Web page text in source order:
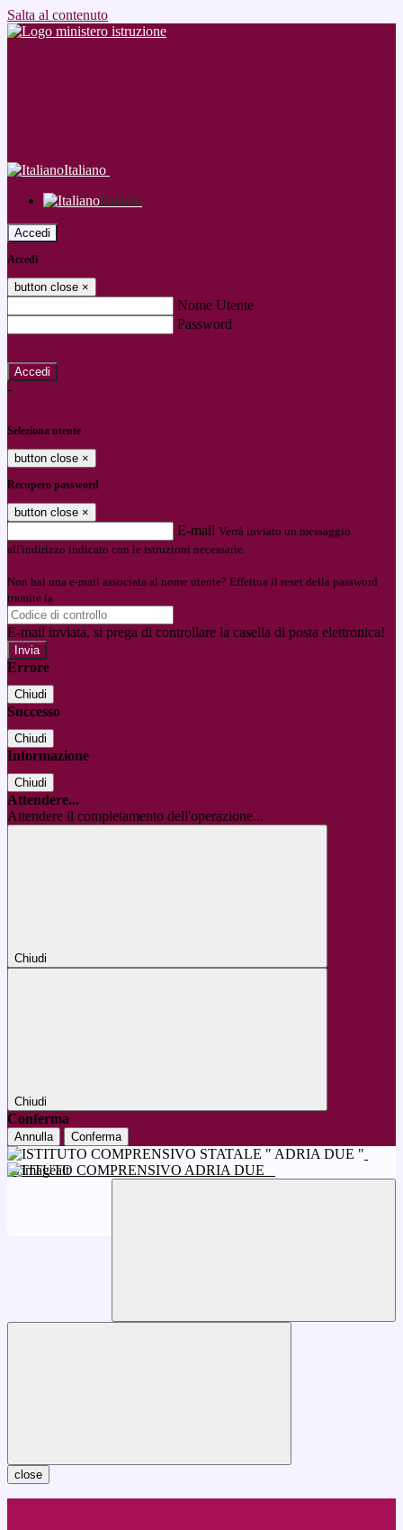
Salta al contenuto
Italiano
Italiano
Accedi
Accedi
button close ×
Nome Utente
Password
-
Seleziona utente
button close ×
Recupero password
button close ×
E-mail Verrà inviato un messaggio
all'indirizzo indicato con le istruzioni necessarie.
Non hai una e-mail associata al nome utente? Effettua il reset della password
tramite la
E-mail inviata, si prega di controllare la casella di posta elettronica!
Errore
Chiudi
Successo
Chiudi
Informazione
Chiudi
Attendere...
Attendere il completamento dell'operazione...
Chiudi
Chiudi
Conferma
Annulla Conferma
ISTITUTO COMPRENSIVO ADRIA DUE
close